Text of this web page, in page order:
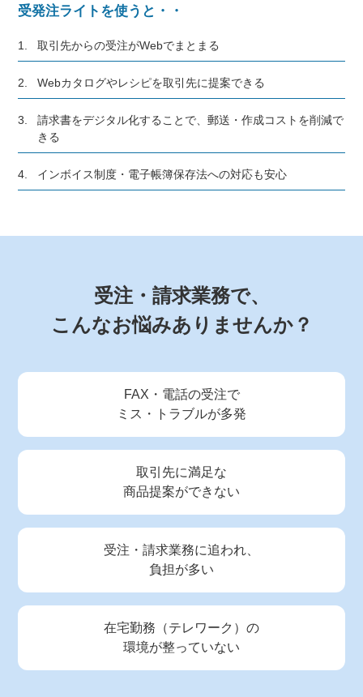
受発注ライトを使うと・・
1. 取引先からの受注がWebでまとまる
2. Webカタログやレシピを取引先に提案できる
3.
請求書をデジタル化することで、郵送・作成コストを削減で
きる
4. インボイス制度・電子帳簿保存法への対応も安心
受注・請求業務で、
こんなお悩みありませんか？
FAX・電話の受注で
ミス・トラブルが多発
取引先に満足な
商品提案ができない
受注・請求業務に追われ、
負担が多い
在宅勤務（テレワーク）の
環境が整っていない